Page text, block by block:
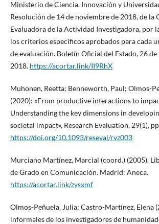
Ministerio de Ciencia, Innovación y
Resolución de 14 de noviembre de 2018, de la
Evaluadora de la Actividad Investigadora, por
los criterios específicos aprobados para cada
de evaluación. Boletín Oficial del Estado, 26
2018. https://acortar.link/II9RhX
Muhonen, Reetta; Benneworth, Paul; Olmos-
(2020): «From productive interactions to
Understanding the key dimensions in
societal impact», Research Evaluation, 29(1),
https://doi.org/10.1093/reseval/rvz003
Murciano Martínez, Marcial (coord.) (2005).
de Grado en Comunicación. Madrid: Aneca.
https://acortar.link/zysxmf
Olmos-Peñuela, Julia; Castro-Martínez, Elena
informales de los investigadores de